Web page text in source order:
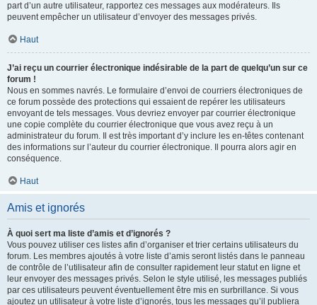
part d’un autre utilisateur, rapportez ces messages aux modérateurs. Ils
peuvent empêcher un utilisateur d’envoyer des messages privés.
Haut
J’ai reçu un courrier électronique indésirable de la part de quelqu’un sur ce
forum !
Nous en sommes navrés. Le formulaire d’envoi de courriers électroniques de
ce forum possède des protections qui essaient de repérer les utilisateurs
envoyant de tels messages. Vous devriez envoyer par courrier électronique
une copie complète du courrier électronique que vous avez reçu à un
administrateur du forum. Il est très important d’y inclure les en-têtes contenant
des informations sur l’auteur du courrier électronique. Il pourra alors agir en
conséquence.
Haut
Amis et ignorés
À quoi sert ma liste d’amis et d’ignorés ?
Vous pouvez utiliser ces listes afin d’organiser et trier certains utilisateurs du
forum. Les membres ajoutés à votre liste d’amis seront listés dans le panneau
de contrôle de l’utilisateur afin de consulter rapidement leur statut en ligne et
leur envoyer des messages privés. Selon le style utilisé, les messages publiés
par ces utilisateurs peuvent éventuellement être mis en surbrillance. Si vous
ajoutez un utilisateur à votre liste d’ignorés, tous les messages qu’il publiera